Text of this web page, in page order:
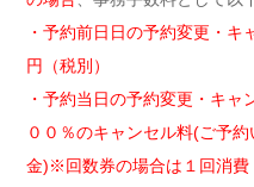
・予約前日日の予約変更・
円（税別）
・予約当日の予約変更・キャ
００％のキャンセル料(ご予
金)※回数券の場合は１回消費